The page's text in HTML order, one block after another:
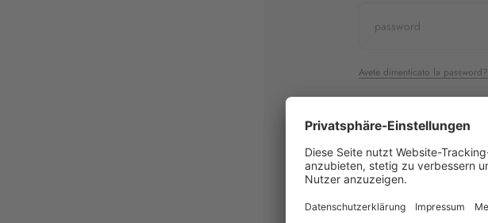
password
Avete dimenticato la password?